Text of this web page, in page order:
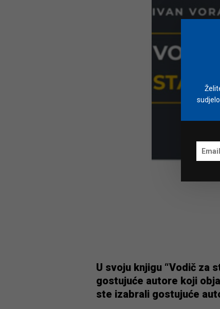
U svoju knjigu “Vodič za
gostujuće autore koji
ste izabrali gostujuće